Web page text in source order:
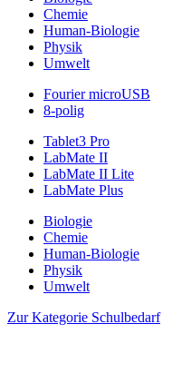
Chemie
Human-Biologie
Physik
Umwelt
Fourier microUSB
8-polig
Tablet3 Pro
LabMate II
LabMate II Lite
LabMate Plus
Biologie
Chemie
Human-Biologie
Physik
Umwelt
Zur Kategorie Schulbedarf